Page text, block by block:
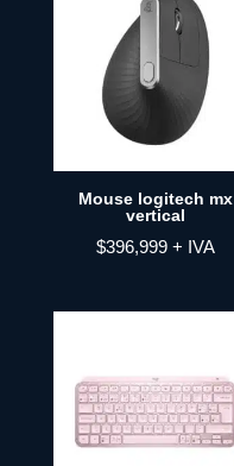
Mouse logitech mx
vertical
$396,999 + IVA